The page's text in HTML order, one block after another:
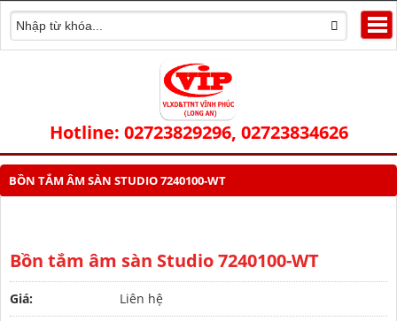
Hotline: 02723829296, 02723834626
BỒN TẮM ÂM SÀN STUDIO 7240100-WT
Bồn tắm âm sàn Studio 7240100-WT
Giá: Liên hệ